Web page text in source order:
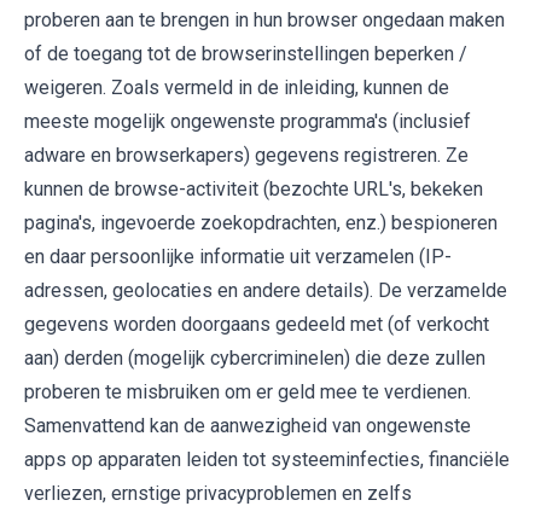
proberen aan te brengen in hun browser ongedaan maken
of de toegang tot de browserinstellingen beperken /
weigeren. Zoals vermeld in de inleiding, kunnen de
meeste mogelijk ongewenste programma's (inclusief
adware en browserkapers) gegevens registreren. Ze
kunnen de browse-activiteit (bezochte URL's, bekeken
pagina's, ingevoerde zoekopdrachten, enz.) bespioneren
en daar persoonlijke informatie uit verzamelen (IP-
adressen, geolocaties en andere details). De verzamelde
gegevens worden doorgaans gedeeld met (of verkocht
aan) derden (mogelijk cybercriminelen) die deze zullen
proberen te misbruiken om er geld mee te verdienen.
Samenvattend kan de aanwezigheid van ongewenste
apps op apparaten leiden tot systeeminfecties, financiële
verliezen, ernstige privacyproblemen en zelfs